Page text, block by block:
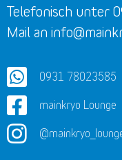
Telefonisch unter
Mail an
0931 78023585
mainkryo Lounge